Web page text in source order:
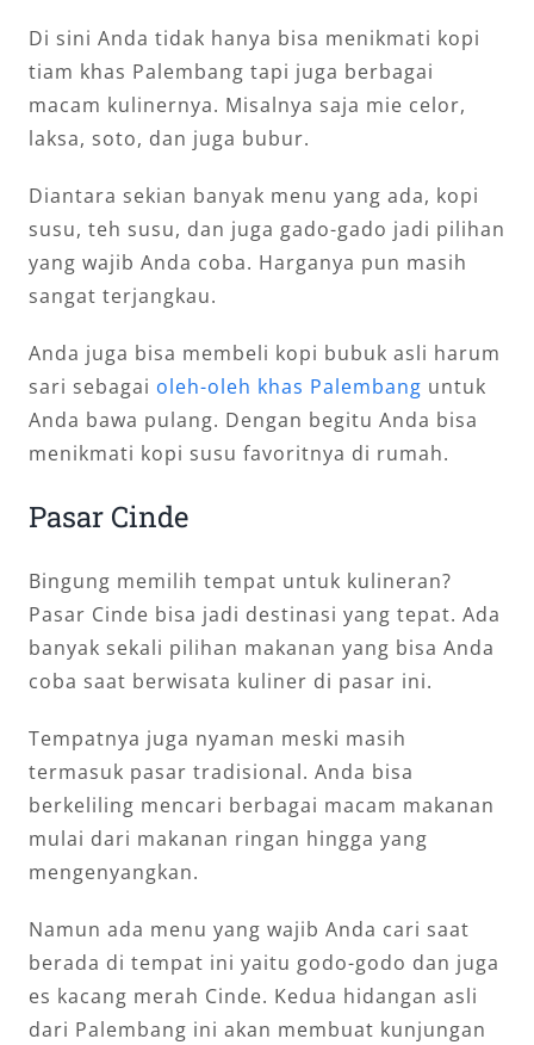
Di sini Anda tidak hanya bisa menikmati kopi
tiam khas Palembang tapi juga berbagai
macam kulinernya. Misalnya saja mie celor,
laksa, soto, dan juga bubur.
Diantara sekian banyak menu yang ada, kopi
susu, teh susu, dan juga gado-gado jadi pilihan
yang wajib Anda coba. Harganya pun masih
sangat terjangkau.
Anda juga bisa membeli kopi bubuk asli harum
sari sebagai oleh-oleh khas Palembang untuk
Anda bawa pulang. Dengan begitu Anda bisa
menikmati kopi susu favoritnya di rumah.
Pasar Cinde
Bingung memilih tempat untuk kulineran?
Pasar Cinde bisa jadi destinasi yang tepat. Ada
banyak sekali pilihan makanan yang bisa Anda
coba saat berwisata kuliner di pasar ini.
Tempatnya juga nyaman meski masih
termasuk pasar tradisional. Anda bisa
berkeliling mencari berbagai macam makanan
mulai dari makanan ringan hingga yang
mengenyangkan.
Namun ada menu yang wajib Anda cari saat
berada di tempat ini yaitu godo-godo dan juga
es kacang merah Cinde. Kedua hidangan asli
dari Palembang ini akan membuat kunjungan